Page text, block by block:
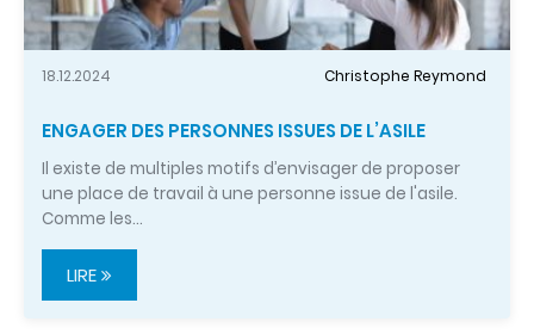
18.12.2024 Christophe Reymond
ENGAGER DES PERSONNES ISSUES DE L’ASILE
Il existe de multiples motifs d’envisager de proposer
une place de travail à une personne issue de l'asile.
Comme les…
LIRE